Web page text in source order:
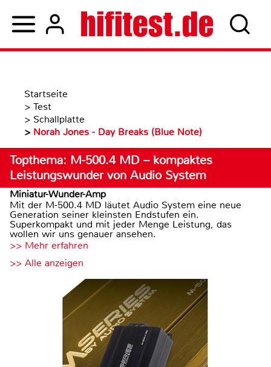
Startseite
> Test
> Schallplatte
> Norah Jones - Day Breaks (Blue Note)
Topthema: M-500.4 MD – kompaktes
Leistungswunder von Audio System
Miniatur-Wunder-Amp
Mit der M-500.4 MD läutet Audio System eine neue
Generation seiner kleinsten Endstufen ein.
Superkompakt und mit jeder Menge Leistung, das
wollen wir uns genauer ansehen.
>> Mehr erfahren
>> Alle anzeigen